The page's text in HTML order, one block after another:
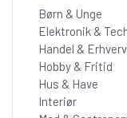
Børn & Unge
Elektronik &
Handel & Erhverv
Hobby & Fritid
Hus & Have
Interiør